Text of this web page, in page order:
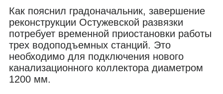
Как пояснил градоначальник, завершение
реконструкции Остужевской развязки
потребует временной приостановки работы
трех водоподъемных станций. Это
необходимо для подключения нового
канализационного коллектора диаметром
1200 мм.